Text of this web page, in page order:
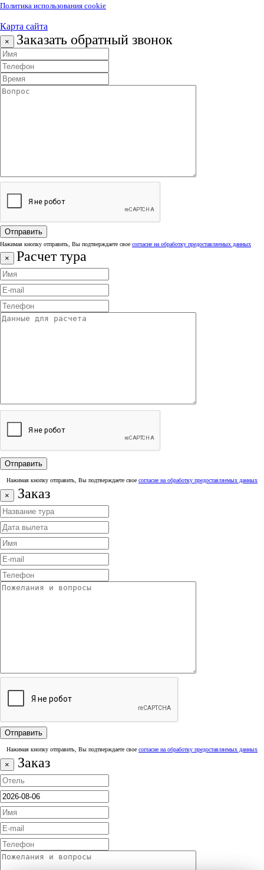
Политика использования cookie
Карта сайта
× Заказать обратный звонок
Нажимая кнопку отправить, Вы подтверждаете свое согласие на обработку предоставляемых данных
× Расчет тура
Нажимая кнопку отправить, Вы подтверждаете свое согласие на обработку предоставляемых данных
× Заказ
Нажимая кнопку отправить, Вы подтверждаете свое согласие на обработку предоставляемых данных
× Заказ